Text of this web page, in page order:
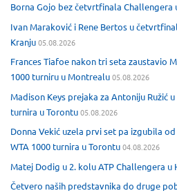
Borna Gojo bez četvrtfinala Challengera
Ivan Maraković i Rene Bertos u
Kranju05.08.2026
Frances Tiafoe nakon tri seta zaustavio
1000 turniru u Montrealu05.08.2026
Madison Keys prejaka za Antoniju Ružić
turnira u Torontu05.08.2026
Donna Vekić uzela prvi set pa izgubila
WTA 1000 turnira u Torontu04.08.2026
Matej Dodig u 2. kolu ATP Challengera u
Četvero naših predstavnika do druge